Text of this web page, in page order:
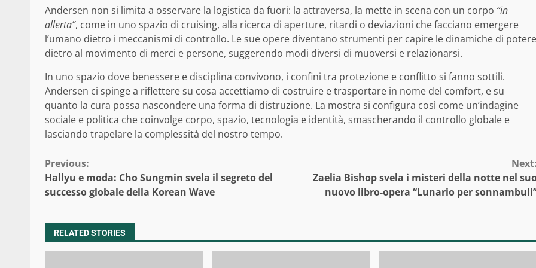
Andersen non si limita a osservare la logistica da fuori: la attraversa, la mette in scena con un corpo “in
allerta”, come in uno spazio di cruising, alla ricerca di aperture, ritardi o deviazioni che facciano emergere
l’umano dietro i meccanismi di controllo. Le sue opere diventano strumenti per capire le dinamiche di potere
dietro al movimento di merci e persone, suggerendo modi diversi di muoversi e relazionarsi.
In uno spazio dove benessere e disciplina convivono, i confini tra protezione e conflitto si fanno sottili.
Andersen ci spinge a riflettere su cosa accettiamo di costruire e trasportare in nome del comfort, e su
quanto la cura possa nascondere una forma di distruzione. La mostra si configura così come un’indagine
sociale e politica che coinvolge corpo, spazio, tecnologia e identità, smascherando il controllo globale e
lasciando trapelare la complessità del nostro tempo.
Continue
Reading
Previous:
Hallyu e moda: Cho Sungmin svela il segreto del
successo globale della Korean Wave
Next:
Zaelia Bishop svela i misteri della notte nel
nuovo libro-opera “Lunario per
RELATED STORIES